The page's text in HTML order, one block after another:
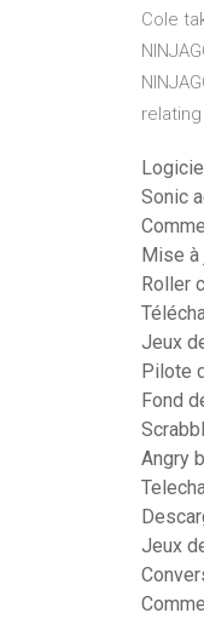
Cole
Sonic
Mise à
Roller
Jeux
Pilote
Fond
Angry
Jeux